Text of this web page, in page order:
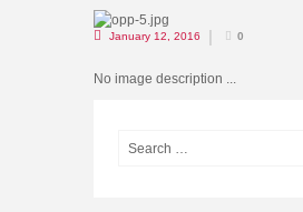
January 12, 2016 0
No image description ...